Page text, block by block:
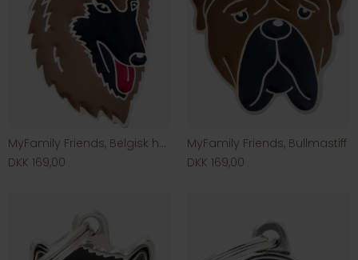
MyFamily Friends, Belgisk hyrdehund
DKK 169,00
MyFamily Friends, Bullmastiff
DKK 169,00